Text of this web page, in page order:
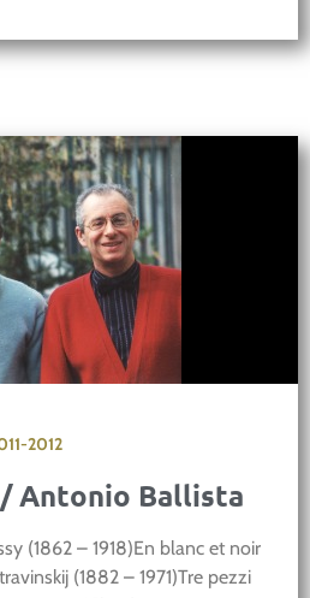
2012
Antonio Ballista
(1862 – 1918)En blanc et noir
(1882 – 1971)Tre pezzi